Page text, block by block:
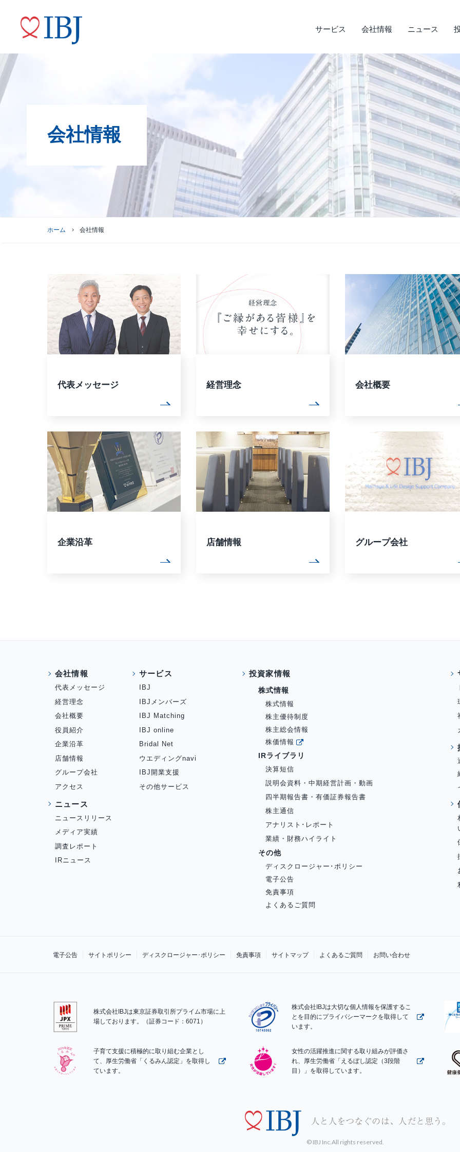
サービス
サービス
婚活サービス ライフデザインサービス
会社情報
会社情報
代表メッセージ 経営理念
企業沿革
グループ会社 アクセス
ニュース
ニュース
ニュースリリース メディア実績
投資家情報
株式情報
株主優待制度
株主総会情報
株価情報
IRライブラリ
決算短信
説明会資料・中期経営計画・動画
四半期報告書・有価証券報告書
株主通信
デ
電
免
サステナビリティ
トップコミットメント 環境への取り組み
ガバナンスへの取り組み
会社情報
ホーム 会社情報
代表メッセージ 経営理念 会社概要
企業沿革 店舗情報 グループ会社
会社情報
代表メッセージ
経営理念
会社概要
役員紹介
企業沿革
店舗情報
グループ会社
アクセス
ニュース
ニュースリリース
メディア実績
調査レポート
IRニュース
サービス
IBJ
IBJメンバーズ
IBJ Matching
IBJ online
Bridal Net
ウエディングnavi
IBJ開業支援
その他サービス
投資家情報
株式情報
株式情報
株主優待制度
株主総会情報
株価情報
IRライブラリ
決算短信
説明会資料・中期経営計画・動画
四半期報告書・有価証券報告書
株主通信
アナリスト･レポート
業績・財務ハイライト
その他
ディスクロージャー･ポリシー
電子公告
免責事項
よくあるご質問
電子公告 サイトポリシー ディスクロージャー･ポリシー 免責事項 サイトマップ よくあるご質問 お問い合わせ
株式会社IBJは東京証券取引所プライム市場に上
場しております。（証券コード：6071）
株式会社IBJは大切な個人情報を保護するこ
とを目的にプライバシーマークを取得して
います。
子育て支援に積極的に取り組む企業とし
て、厚生労働省「くるみん認定」を取得し
ています。
女性の活躍推進に関する取り組みが評価さ
れ、厚生労働省「えるぼし認定（3段階
目）」を取得しています。
© IBJ Inc.All rights reserved.